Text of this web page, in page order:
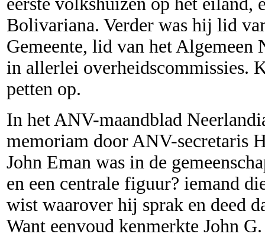
Bolivariana. Verder was hij lid
Gemeente, lid van het
in allerlei overheidscommissies.
petten op.
In het ANV-maandblad
memoriam door ANV-secretaris
John Eman was in de
en een centrale figuur? iemand
wist waarover hij sprak en deed
Want eenvoud kenmerkte John